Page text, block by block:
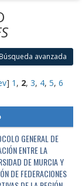
Búsqueda avanzada
] 1 , 2, 3, 4, 5, 6
GENERAL DE
ENTRE LA
DE MURCIA Y
DE FEDERACIONES